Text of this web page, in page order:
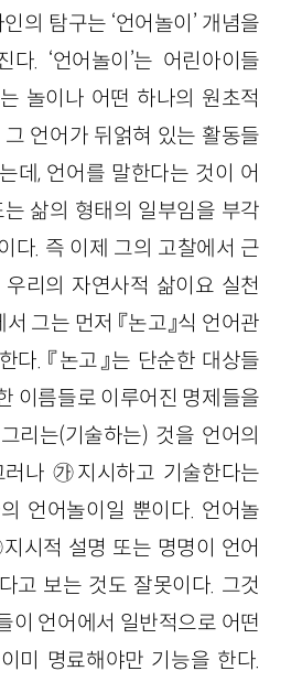
의 탐구는 ‘언어놀이’ 개념을
다. ‘언어놀이’는 어린아이들
놀이나 어떤 하나의 원초적
언어가 뒤얽혀 있는 활동들
데, 언어를 말한다는 것이 어
삶의 형태의 일부임을 부각
다. 즉 이제 그의 고찰에서 근
리의 자연사적 삶이요 실천
그는 먼저 『논고』식 언어관
다. 『논고』는 단순한 대상들
이름들로 이루어진 명제들을
리는(기술하는) 것을 언어의
나 ㉮지시하고 기술한다는
언어놀이일 뿐이다. 언어놀
시적 설명 또는 명명이 언어
고 보는 것도 잘못이다. 그것
이 언어에서 일반적으로 어떤
미 명료해야만 기능을 한다.